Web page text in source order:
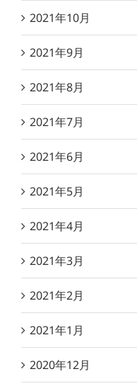
2021年10月
2021年9月
2021年8月
2021年7月
2021年6月
2021年5月
2021年4月
2021年3月
2021年2月
2021年1月
2020年12月